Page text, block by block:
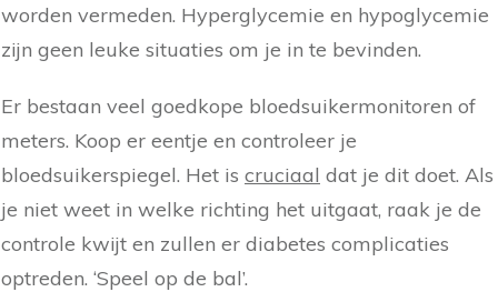
worden vermeden. Hyperglycemie en hypoglycemie
zijn geen leuke situaties om je in te bevinden.
Er bestaan veel goedkope bloedsuikermonitoren of
meters. Koop er eentje en controleer je
bloedsuikerspiegel. Het is cruciaal dat je dit doet. Als
je niet weet in welke richting het uitgaat, raak je de
controle kwijt en zullen er diabetes complicaties
optreden. ‘Speel op de bal’.